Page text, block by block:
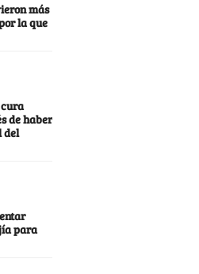
más
la que
de haber
del
para